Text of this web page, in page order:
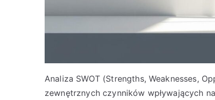
Analiza SWOT (Strengths, Weaknesses,
zewnętrznych czynników wpływających